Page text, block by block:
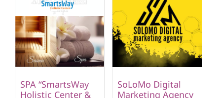
SPA “SmartsWay
Holistic Center &
SoLoMo Digital
Marketing Agency